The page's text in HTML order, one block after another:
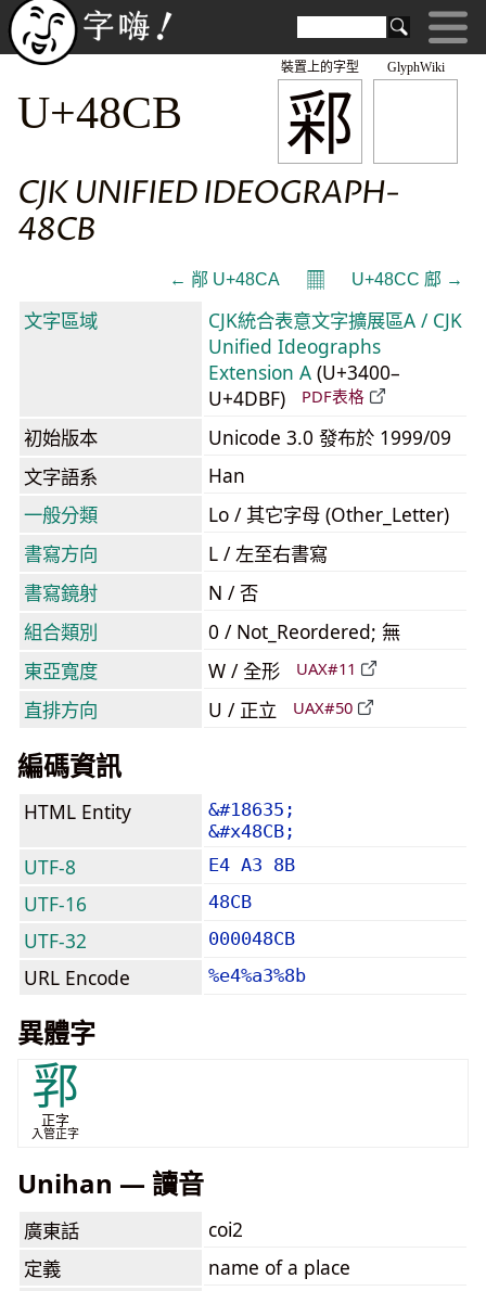
GlyphWiki
䣋
裝置上的字型
U+48CB
CJK UNIFIED IDEOGRAPH-
48CB
← 䣊 U+48CA 𝄜 U+48CC 䣌 →
文字區域
CJK統合表意文字擴展區A / CJK
Unified Ideographs
Extension A (U+3400–
U+4DBF)
PDF表格
初始版本
Unicode 3.0 發布於 1999/09
文字語系
Han
一般分類
Lo / 其它字母 (Other_Letter)
書寫方向
L / 左至右書寫
書寫鏡射
N / 否
組合類別
0 / Not_Reordered; 無
東亞寬度
W / 全形 UAX#11
直排方向 U / 正立 UAX#50
編碼資訊
HTML Entity
&#18635;
&#x48CB;
UTF-8 E4 A3 8B
UTF-16 48CB
UTF-32 000048CB
URL Encode %e4%a3%8b
異體字
郛
正字
入管正字
Unihan — 讀音
廣東話
coi2
定義
name of a place